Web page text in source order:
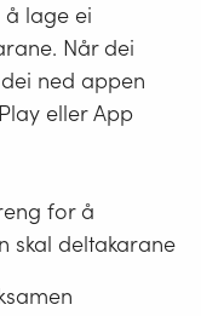
lage ei
Når dei
ned appen
eller App
for å
skal deltakarane